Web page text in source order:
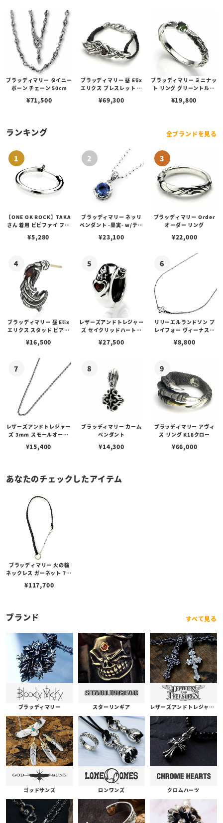
ブラッディマリー タイニー
ボーン チェーン 50cm
¥71,500
ブラッディマリー 昼 Elix
エリクス ブレスレット ガ
¥69,300
ブラッディマリー ミニナッ
ト リング グリーントルマ
¥19,800
ランキング 全ブランドを見る
【ONE OK ROCK】TAKA
さん 着用 ビビファイ フー
¥5,280
ブラッディマリー ネッリ
ペンダント -果実- w/ティ
¥23,100
ブラッディマリー Order
オーダー リング
¥22,000
ブラッディマリー 昼 Elix
エリクス スタッド ピアス
¥16,500
レザーズアンドトレジャー
ズ セイクリッドハートピ
¥27,500
リリーエルランドソン プ
レイフォー ヴィーナスチ
¥8,800
レザーズアンドトレジャー
ズ 3mm スモールオーバ
ブスタークラスプ＆LTロ
¥15,400
ブラッディマリー カーム
ペンダント
¥14,300
ブラッディマリー アヴィ
ス リング K18クロー
¥66,000
あなたのチェックしたアイテム
ブラッディマリー 火の輪
ネックレス ガーネット 70c
¥117,700
ブランド すべて見る
ブラッディマリー スターリンギア レザーズアンドトレジャーズ
ゴッドサンズ ロンワンズ クロムハーツ